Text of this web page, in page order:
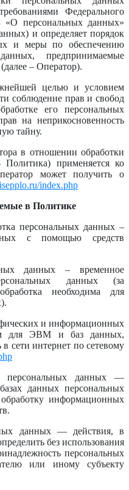
Федерального
персональных данных»
и определяет порядок
и меры по обеспечению
предпринимаемые
– Оператор).
целью и условием
соблюдение прав и свобод
его персональных
на неприкосновенность
тайну.
в отношении обработки
применяется ко
может получить о
index.php
в Политике
персональных данных –
с помощью средств
данных – временное
данных (за
необходима для
и информационных
для ЭВМ и баз данных,
сети интернет по сетевому
персональных данных —
данных персональных
информационных
данных — действия, в
без использования
персональных
или иному субъекту